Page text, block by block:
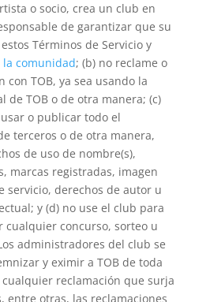
o socio, crea un club en
de garantizar que su
Términos de Servicio y
la comunidad; (b) no reclame o
con TOB, ya sea usando la
de TOB o de otra manera; (c)
o publicar todo el
terceros o de otra manera,
de uso de nombre(s),
marcas registradas, imagen
servicio, derechos de autor u
y (d) no use el club para
concurso, sorteo u
administradores del club se
y eximir a TOB de toda
reclamación que surja
entre otras, las reclamaciones